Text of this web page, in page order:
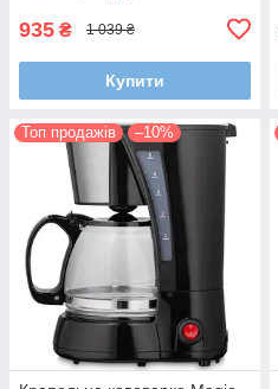
935 ₴ 1 039 ₴
Купити
Топ продажів –10%